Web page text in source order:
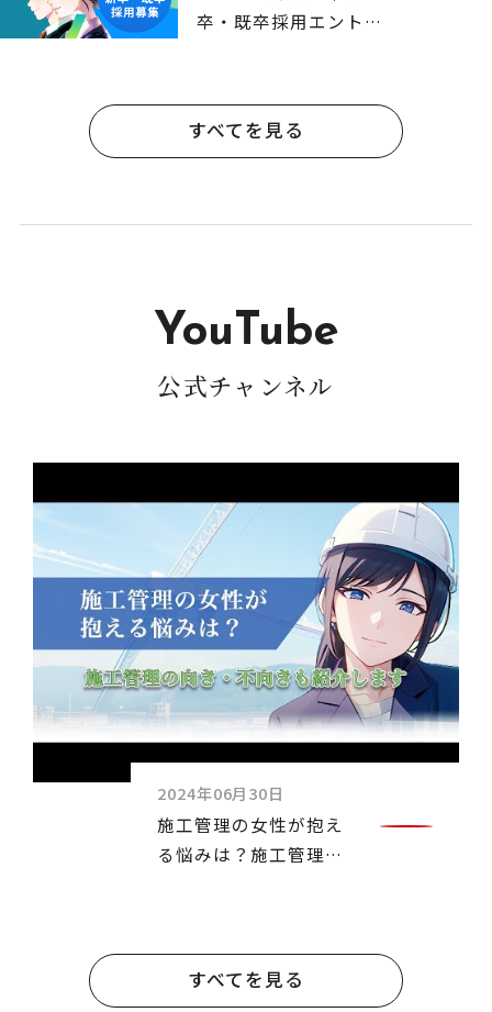
卒・既卒採用エントリ
すべてを見る
YouTube
公式チャンネル
2024年06月30日
施工管理の女性が抱え
る悩みは？施工管理の
すべてを見る